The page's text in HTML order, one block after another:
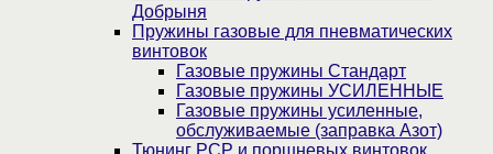
Добрыня
Пружины газовые для пневматических
винтовок
Газовые пружины Стандарт
Газовые пружины УСИЛЕННЫЕ
Газовые пружины усиленные,
обслуживаемые (заправка Азот)
Тюнинг PCP и поршневых винтовок